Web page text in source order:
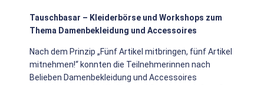
Tauschbasar – Kleiderbörse und Workshops zum
Thema Damenbekleidung und Accessoires
Nach dem Prinzip „Fünf Artikel mitbringen, fünf Artikel
mitnehmen!“ konnten die Teilnehmerinnen nach
Belieben Damenbekleidung und Accessoires